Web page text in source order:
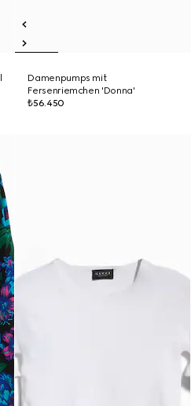
Damenpumps mit
Fersenriemchen 'Donna'
₺56.450